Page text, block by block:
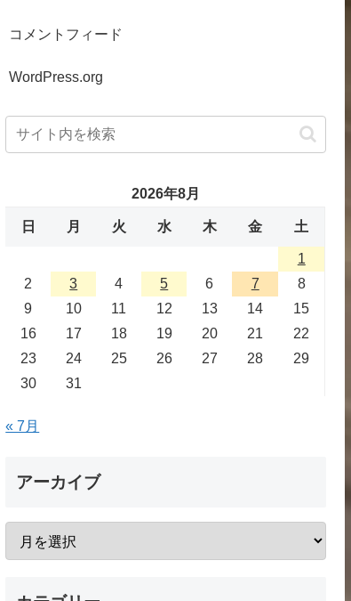
コメントフィード
WordPress.org
2026年8月
日 月 火 水 木 金 土
1
2
3 4 5 6 7
8
9
10 11 12 13 14
15
16
17 18 19 20 21
22
23
24 25 26 27 28
29
30
31
« 7月
アーカイブ